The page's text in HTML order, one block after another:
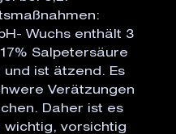
Wuchs enthält 3
Salpetersäure
und ist ätzend. Es
Verätzungen
Daher ist es
wichtig, vorsichtig